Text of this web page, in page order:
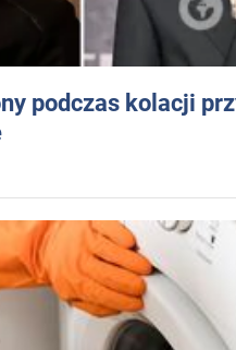
podczas kolacji